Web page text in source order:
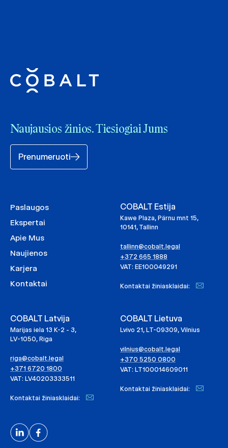
Naujausios žinios. Tiesiogiai Jums
Prenumeruoti
Paslaugos
Ekspertai
Apie Mus
Naujienos
Karjera
Kontaktai
COBALT Estija
Kawe Plaza, Pärnu mnt 15,
10141, Tallinn
tallinn@cobalt.legal
+372 665 1888
VAT: EE100049291
Kontaktai žiniasklaidai:
COBALT Latvija
Marijas iela 13 K-2 - 3,
LV-1050, Riga
riga@cobalt.legal
+371 6720 1800
VAT: LV40203333511
Kontaktai žiniasklaidai:
COBALT Lietuva
Lvivo 21, LT-09309, Vilnius
vilnius@cobalt.legal
+370 5250 0800
VAT: LT100014609011
Kontaktai žiniasklaidai: